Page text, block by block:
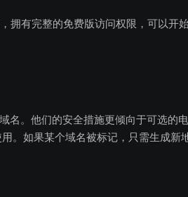
有完整的免费版访问权限，可以开
名。他们的安全措施更倾向于可选的
。如果某个域名被标记，只需生成新